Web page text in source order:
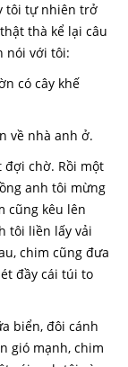
tôi tự nhiên trở
thà kể lại câu
nói với tôi:
có cây khế
về nhà anh ở.
đợi chờ. Rồi một
anh tôi mừng
cũng kêu lên
tôi liền lấy vải
chim cũng đưa
đầy cái túi to
biển, đôi cánh
gió mạnh, chim